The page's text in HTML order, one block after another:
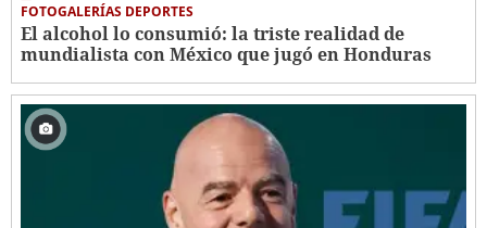
FOTOGALERÍAS DEPORTES
El alcohol lo consumió: la triste realidad de
mundialista con México que jugó en Honduras